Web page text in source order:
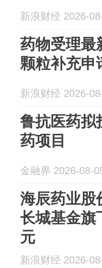
新浪财经 2026-
药物受理最
颗粒补充申
新浪财经 2026-
鲁抗医药拟
药项目
金融界 2026-08-
海辰药业股
长城基金旗
元
新浪财经 2026-